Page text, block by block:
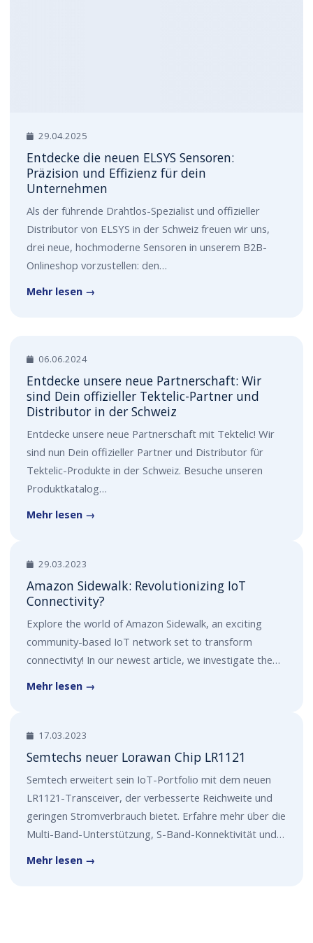
29.04.2025
Entdecke die neuen ELSYS Sensoren:
Präzision und Effizienz für dein
Unternehmen
Als der führende Drahtlos-Spezialist und offizieller
Distributor von ELSYS in der Schweiz freuen wir uns,
drei neue, hochmoderne Sensoren in unserem B2B-
Onlineshop vorzustellen: den…
Mehr lesen →
06.06.2024
Entdecke unsere neue Partnerschaft: Wir
sind Dein offizieller Tektelic-Partner und
Distributor in der Schweiz
Entdecke unsere neue Partnerschaft mit Tektelic! Wir
sind nun Dein offizieller Partner und Distributor für
Tektelic-Produkte in der Schweiz. Besuche unseren
Produktkatalog…
Mehr lesen →
29.03.2023
Amazon Sidewalk: Revolutionizing IoT
Connectivity?
Explore the world of Amazon Sidewalk, an exciting
community-based IoT network set to transform
connectivity! In our newest article, we investigate the…
Mehr lesen →
17.03.2023
Semtechs neuer Lorawan Chip LR1121
Semtech erweitert sein IoT-Portfolio mit dem neuen
LR1121-Transceiver, der verbesserte Reichweite und
geringen Stromverbrauch bietet. Erfahre mehr über die
Multi-Band-Unterstützung, S-Band-Konnektivität und…
Mehr lesen →